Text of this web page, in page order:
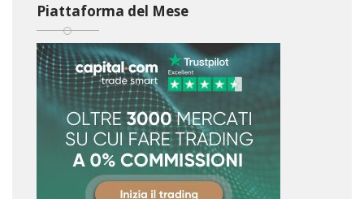
Piattaforma del Mese